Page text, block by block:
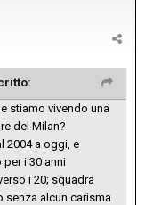
stiamo vivendo una
del Milan?
2004 a oggi, e
i 30 anni
i 20; squadra
alcun carisma